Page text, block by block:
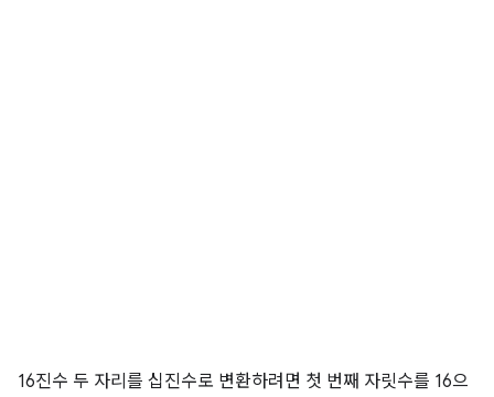
16진수 두 자리를 십진수로 변환하려면 첫 번째 자릿수를 16으